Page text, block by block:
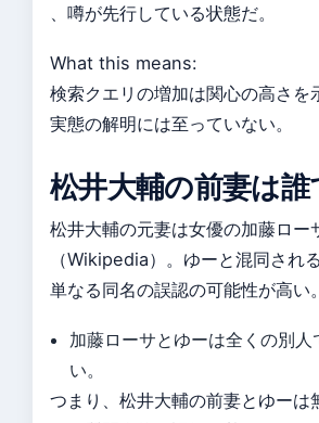
、噂が先行している状態だ。
What this means:
検索クエリの増加は関心の高さを
実態の解明には至っていない。
松井大輔の前妻は誰
松井大輔の元妻は女優の加藤ロー
（Wikipedia）。ゆーと混同され
単なる同名の誤認の可能性が高い。
加藤ローサとゆーは全くの別
い。
つまり、松井大輔の前妻とゆーは